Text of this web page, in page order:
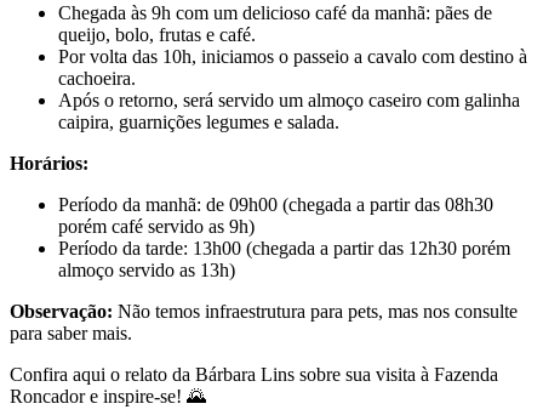
Chegada às 9h com um delicioso café da manhã: pães de
queijo, bolo, frutas e café.
Por volta das 10h, iniciamos o passeio a cavalo com destino à
cachoeira.
Após o retorno, será servido um almoço caseiro com galinha
caipira, guarnições legumes e salada.
Horários:
Período da manhã: de 09h00 (chegada a partir das 08h30
porém café servido as 9h)
Período da tarde: 13h00 (chegada a partir das 12h30 porém
almoço servido as 13h)
Observação: Não temos infraestrutura para pets, mas nos consulte
para saber mais.
Confira aqui o relato da Bárbara Lins sobre sua visita à Fazenda
Roncador e inspire-se! 🌄